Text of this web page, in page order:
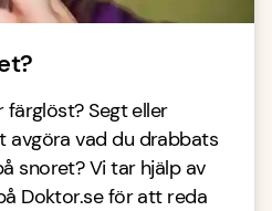
Segt eller
avgöra vad du drabbats
snoret? Vi tar hjälp av
Doktor.se för att reda